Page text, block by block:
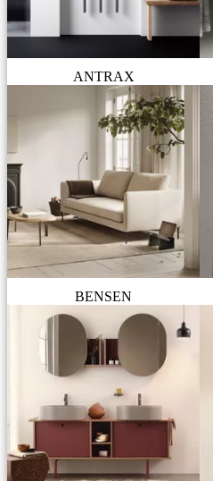
ANTRAX
BENSEN